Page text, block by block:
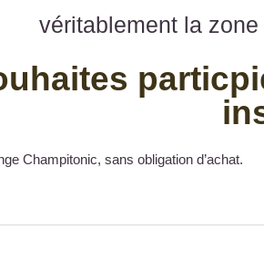
véritablement la
Champitonic, sans obligation d’achat.